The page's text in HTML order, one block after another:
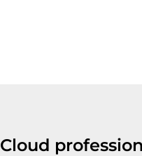
Cloud